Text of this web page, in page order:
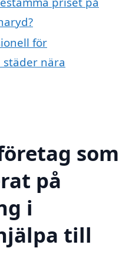
för
nära
som
på
i
till